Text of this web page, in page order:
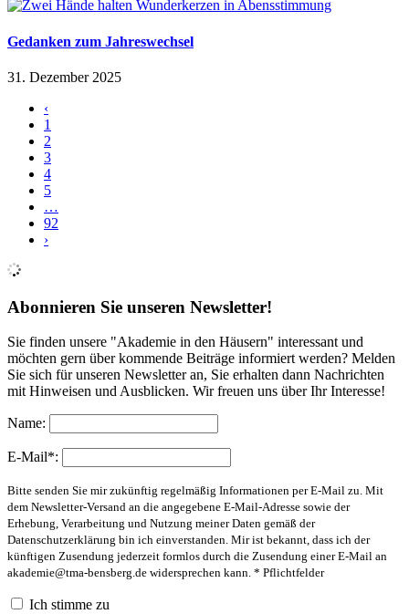
Gedanken zum Jahreswechsel
31. Dezember 2025
‹
1
2
3
4
5
…
92
›
Abonnieren Sie unseren Newsletter!
Sie finden unsere "Akademie in den Häusern" interessant und
möchten gern über kommende Beiträge informiert werden? Melden
Sie sich für unseren Newsletter an, Sie erhalten dann Nachrichten
mit Hinweisen und Ausblicken. Wir freuen uns über Ihr Interesse!
Name:
E-Mail*:
Bitte senden Sie mir zukünftig regelmäßig Informationen per E-Mail zu. Mit
dem Newsletter-Versand an die angegebene E-Mail-Adresse sowie der
Erhebung, Verarbeitung und Nutzung meiner Daten gemäß der
Datenschutzerklärung bin ich einverstanden. Mir ist bekannt, dass ich der
künftigen Zusendung jederzeit formlos durch die Zusendung einer E-Mail an
akademie@tma-bensberg.de widersprechen kann. * Pflichtfelder
Ich stimme zu